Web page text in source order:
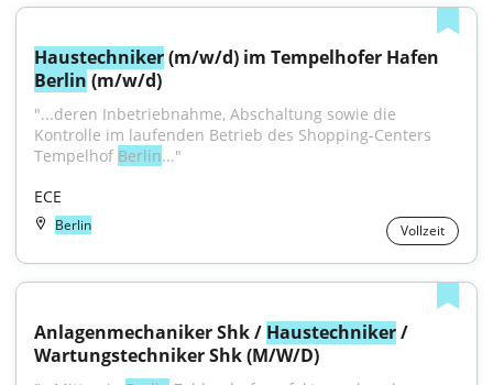
Haustechniker
Berlin (m/w/d)
"...deren Inbetriebnahme, Abschaltung sowie die
Kontrolle im laufenden Betrieb des Shopping-Centers
Tempelhof Berlin..."
ECE
Berlin Vollzeit
Anlagenmechaniker Shk / Haustechniker /
Wartungstechniker Shk (M/W/D)